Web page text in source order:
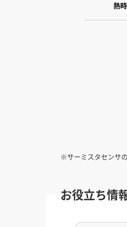
熱
※サーミスタセンサ
お役立ち情